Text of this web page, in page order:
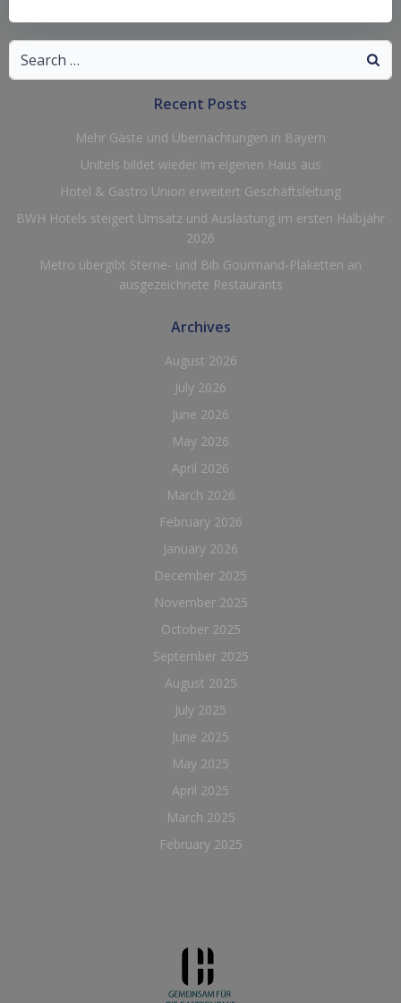
Search
for:
Recent Posts
Mehr Gäste und Übernachtungen in Bayern
Unitels bildet wieder im eigenen Haus aus
Hotel & Gastro Union erweitert Geschäftsleitung
BWH Hotels steigert Umsatz und Auslastung im ersten Halbjahr
2026
Metro übergibt Sterne- und Bib Gourmand-Plaketten an
ausgezeichnete Restaurants
Archives
August 2026
July 2026
June 2026
May 2026
April 2026
March 2026
February 2026
January 2026
December 2025
November 2025
October 2025
September 2025
August 2025
July 2025
June 2025
May 2025
April 2025
March 2025
February 2025